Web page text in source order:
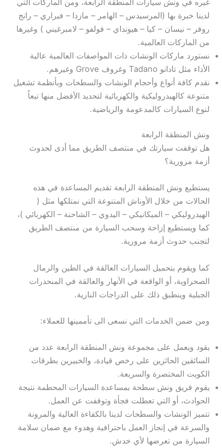
لدينا خبرة بها (المرسيدس – الهامر – مازدا – فيراري – رانج
روفر – نيسان – كيا – هيونداي – فولفو – لامبرغيني ) وغيرها
من الماركات العالمية.
نستورد ماركات الونشات ذات المواصفات العالمية عالية
الأداء مثل تادانو Tadano وغروف Grove وغيرهم.
نقدم كافة أنواع وأحجام الونشات والسطحات وبأنظمة تشغيل
متنوعة كالهيدروليكية والكهربائية لتحديد الأفضل منها تبعاً
لنوع السيارات كالمدعومة والرياضية.
ونش المنطقة الرابعة
هل توقفت سيارتك في منتصف الطريق مما أدى لحدوث
أزمة مرورية؟
يستطيع ونش المنطقة الرابعة تقديم المساعدة في هذه
الحالات من خلال الأوناش المتنوعة التي نمتلكها مثل (
الهيدروليكي – الميكانيكي – اليدوي – الشاحنة – الكهربائي )،
كما ويستطيع إزاحة وسحب السيارة من منتصف الطريق
لتجنب حدوث أزمة مرورية.
كما ويقوم بتحميل السيارات العالقة في الطين والرمال
الصحراوية، أو الواقعة في الأنهار والعالقة في المنحدرات
الجبلية وينطبق ذلك على الدراجات النارية.
ومن ضمن الخدمات التي نسعى الى تأممينها للعملاء:
يقود ويعمل على مجموعة ونش المنطقة الرابعة عدد من
السائقين الحائزين على رخص قيادة، والخبيرين بطرقات
الكويت المختصرة والسريعة.
يقوم فريق ونش سطحة بمساعدة السيارات المحطمة نتيجة
الحوادث، أو التي تعطلت فجأة وتوقفت عن العمل.
تتميز الونشات والسطحات لدينا بالكفاءة العالية والمرونة
والسرعة في إنجاز العمل باحترافية وهدوء مع ضمان سلامة
السيارة من تعرضها لأي خدش.